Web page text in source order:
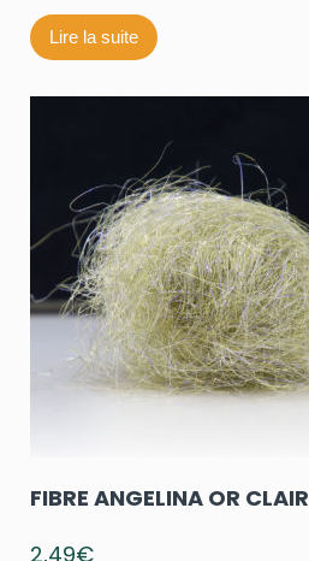
Lire la suite
FIBRE ANGELINA OR CLAIR
2,49€